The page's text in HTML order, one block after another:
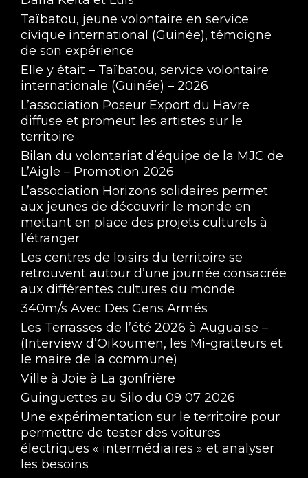
Taïbatou, jeune volontaire en service
civique international (Guinée), témoigne
de son expérience
Elle y était – Taïbatou, service volontaire
internationale (Guinée) – 2026
L’association Poseur Export du Havre
diffuse et promeut les artistes sur le
territoire
Bilan du volontariat d’équipe de la MJC de
L’Aigle – Promotion 2026
L’association Horizons solidaires permet
aux jeunes de découvrir le monde en
mettant en place des projets culturels à
l’étranger
Les centres de loisirs du territoire se
retrouvent autour d’une journée consacrée
aux différentes cultures du monde
340m/s Avec Des Gens Armés
Les Terrasses de l’été 2026 à Auguaise –
(Interview d’Oïkoumen, les Mi-gratteurs et
le maire de la commune)
Ville à Joie à La gonfrière
Guinguettes au Silo du 09 07 2026
Une expérimentation sur le territoire pour
permettre de tester des voitures
électriques « intermédiaires » et analyser
les besoins